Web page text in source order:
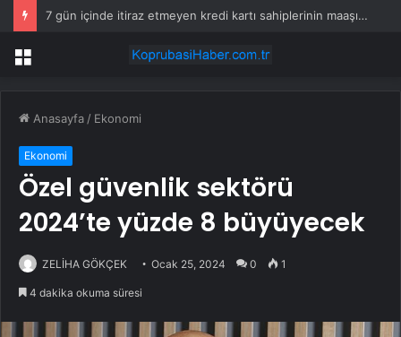
7 gün içinde itiraz etmeyen kredi kartı sahiplerinin maaşına haciz gelecek
Menü
Anasayfa / Ekonomi
Ekonomi
Özel güvenlik sektörü
2024’te yüzde 8 büyüyecek
ZELİHA GÖKÇEK Ocak 25, 2024 0 1
4 dakika okuma süresi